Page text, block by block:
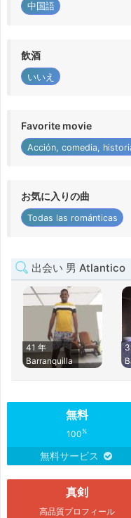
中国語
飲酒
いいえ
Favorite movie
Acción, comedia,
お気に入りの曲
Todas las románticas
出会い 男 Atlantico
41 年
Barranquilla
無料
100%
無料サービス
真剣
高品質プロフィール